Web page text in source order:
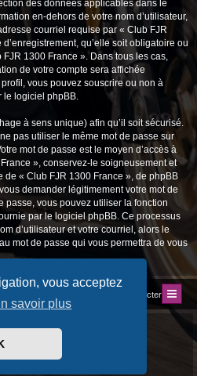
vous acceptez
savoir plus
des données applicables dans le
en-dehors de votre nom d’utilisateur,
courriel requise par « Club FJR
qu’elle soit obligatoire ou
1300 France ». Dans tous les cas,
de votre compte sera affichée
vous pouvez souscrire ou non à
le logiciel phpBB.
à sens unique) afin qu’il soit sécurisé.
pas utiliser le même mot de passe sur
mot de passe est le moyen d’accès à
», conservez-le soigneusement et
« Club FJR 1300 France », de phpBB
demander légitimement votre mot de
passe, vous pouvez utiliser la fonction
par le logiciel phpBB. Ce processus
d’utilisateur et votre courriel, alors le
mot de passe qui vous permettra de vous
Nous contacter